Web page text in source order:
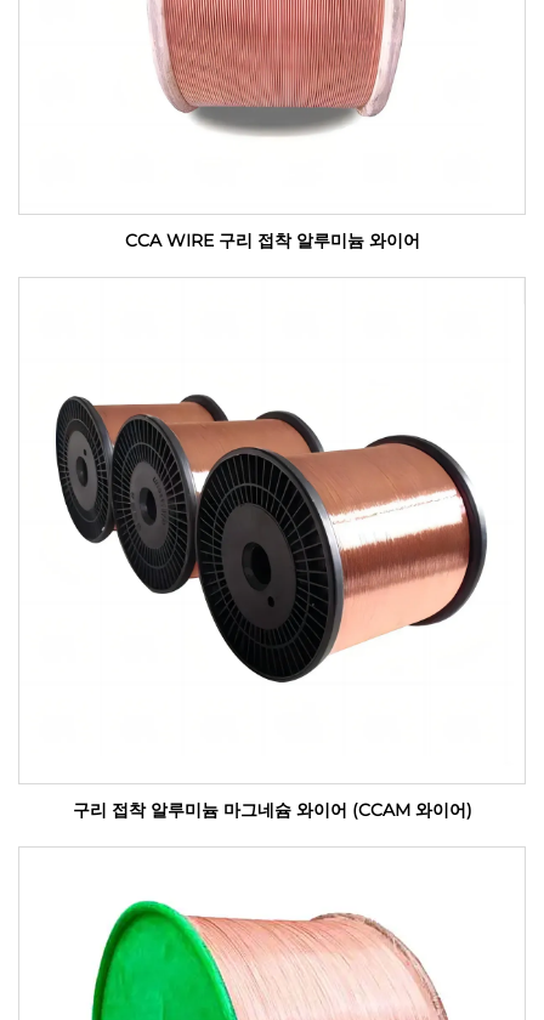
CCA WIRE 구리 접착 알루미늄 와이어
구리 접착 알루미늄 마그네슘 와이어 (CCAM 와이어)